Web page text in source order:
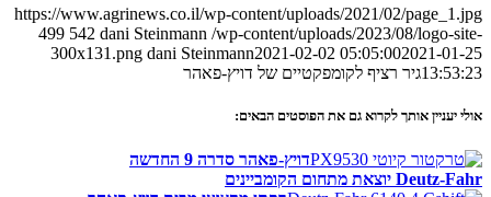
https://www.agrinews.co.il/wp-content/uploads/2021/02/page_1.jpg
499 542 dani Steinmann /wp-content/uploads/2023/08/logo-site-
300x131.png dani Steinmann2021-02-02 05:05:002021-01-25
13:53:23גיר רציף לקומפקטיים של דויץ-פאהר
אולי יעניין אותך לקרוא גם את הפוסטים הבאים:
דויץ-פאהר סדרה 9 החדשה
Deutz-Fahr יוצאת מתחום הקומביינים